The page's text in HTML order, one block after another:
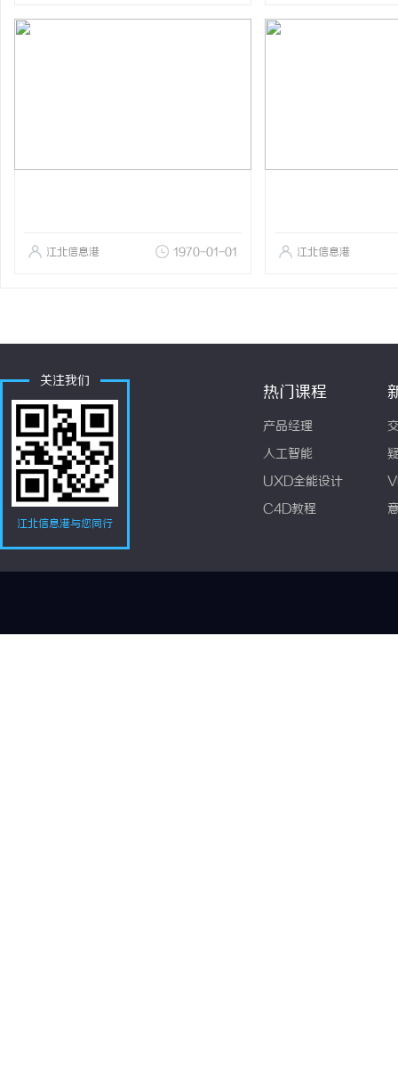
江北信息港 1970-01-01 江北信息港
关注我们
江北信息港与您同行
热门课程
产品经理
人工智能
UXD全能设计
C4D教程